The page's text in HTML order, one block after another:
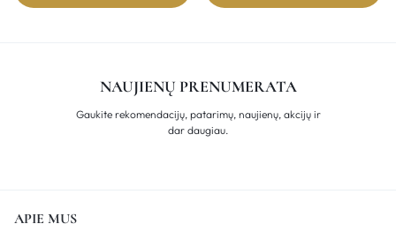
NAUJIENŲ PRENUMERATA
Gaukite rekomendacijų, patarimų, naujienų, akcijų ir
dar daugiau.
APIE MUS